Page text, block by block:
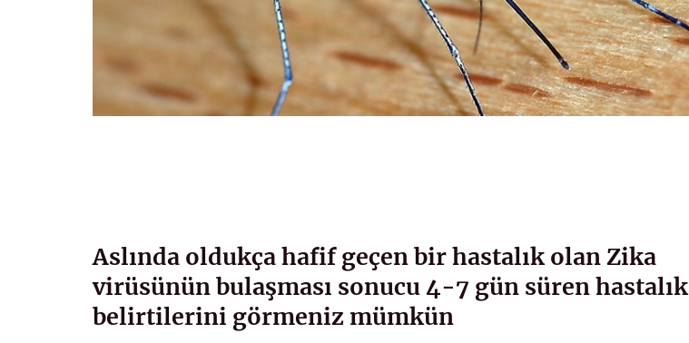
Aslında oldukça hafif geçen bir hastalık olan Zika
virüsünün bulaşması sonucu 4-7 gün süren hastalık
belirtilerini görmeniz mümkün